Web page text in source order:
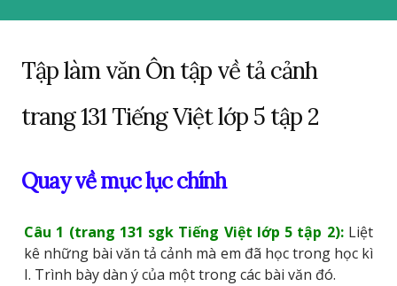
Tập làm văn Ôn tập về tả cảnh
trang 131 Tiếng Việt lớp 5 tập 2
Quay về mục lục chính
Câu 1 (trang 131 sgk Tiếng Việt lớp 5 tập 2):Liệt
kê những bài văn tả cảnh mà em đã học trong học kì
I. Trình bày dàn ý của một trong các bài văn đó.